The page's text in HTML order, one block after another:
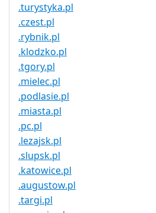
.turystyka.pl
.czest.pl
.rybnik.pl
.klodzko.pl
.tgory.pl
.mielec.pl
.podlasie.pl
.miasta.pl
.pc.pl
.lezajsk.pl
.slupsk.pl
.katowice.pl
.augustow.pl
.targi.pl